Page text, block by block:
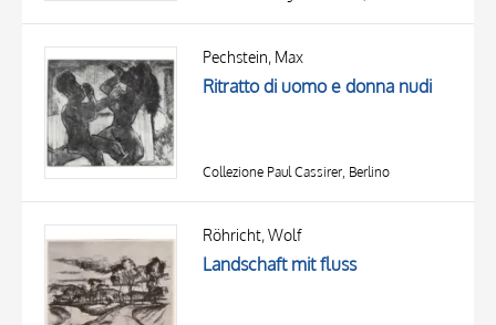
Pechstein, Max
Ritratto di uomo e donna nudi
Collezione Paul Cassirer, Berlino
Röhricht, Wolf
Landschaft mit fluss